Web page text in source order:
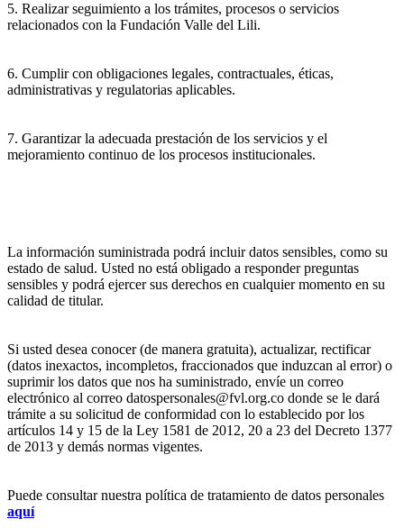
5. Realizar seguimiento a los trámites, procesos o servicios
relacionados con la Fundación Valle del Lili.
6. Cumplir con obligaciones legales, contractuales, éticas,
administrativas y regulatorias aplicables.
7. Garantizar la adecuada prestación de los servicios y el
mejoramiento continuo de los procesos institucionales.
La información suministrada podrá incluir datos sensibles, como su
estado de salud. Usted no está obligado a responder preguntas
sensibles y podrá ejercer sus derechos en cualquier momento en su
calidad de titular.
Si usted desea conocer (de manera gratuita), actualizar, rectificar
(datos inexactos, incompletos, fraccionados que induzcan al error) o
suprimir los datos que nos ha suministrado, envíe un correo
electrónico al correo datospersonales@fvl.org.co donde se le dará
trámite a su solicitud de conformidad con lo establecido por los
artículos 14 y 15 de la Ley 1581 de 2012, 20 a 23 del Decreto 1377
de 2013 y demás normas vigentes.
Puede consultar nuestra política de tratamiento de datos personales
aquí